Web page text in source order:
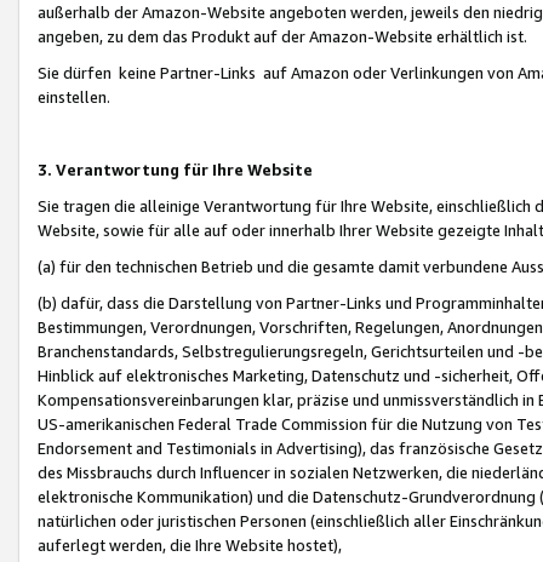
außerhalb der Amazon-Website angeboten werden, jeweils den
angeben, zu dem das Produkt auf der Amazon-Website erhältlich ist.
Sie dürfen keine Partner-Links auf Amazon oder Verlinkungen von
einstellen.
3. Verantwortung für Ihre Website
Sie tragen die alleinige Verantwortung für Ihre Website,
Website, sowie für alle auf oder innerhalb Ihrer Website gezeigte
(a) für den technischen Betrieb und die gesamte damit verbundene
(b) dafür, dass die Darstellung von Partner-Links und
Bestimmungen, Verordnungen, Vorschriften, Regelungen,
Branchenstandards, Selbstregulierungsregeln, Gerichtsurteilen und -
Hinblick auf elektronisches Marketing, Datenschutz und -sicherheit,
Kompensationsvereinbarungen klar, präzise und unmissverständlich
US-amerikanischen Federal Trade Commission für die Nutzung von
Endorsement and Testimonials in Advertising), das französische
des Missbrauchs durch Influencer in sozialen Netzwerken, die
elektronische Kommunikation) und die Datenschutz-
natürlichen oder juristischen Personen (einschließlich aller
auferlegt werden, die Ihre Website hostet),